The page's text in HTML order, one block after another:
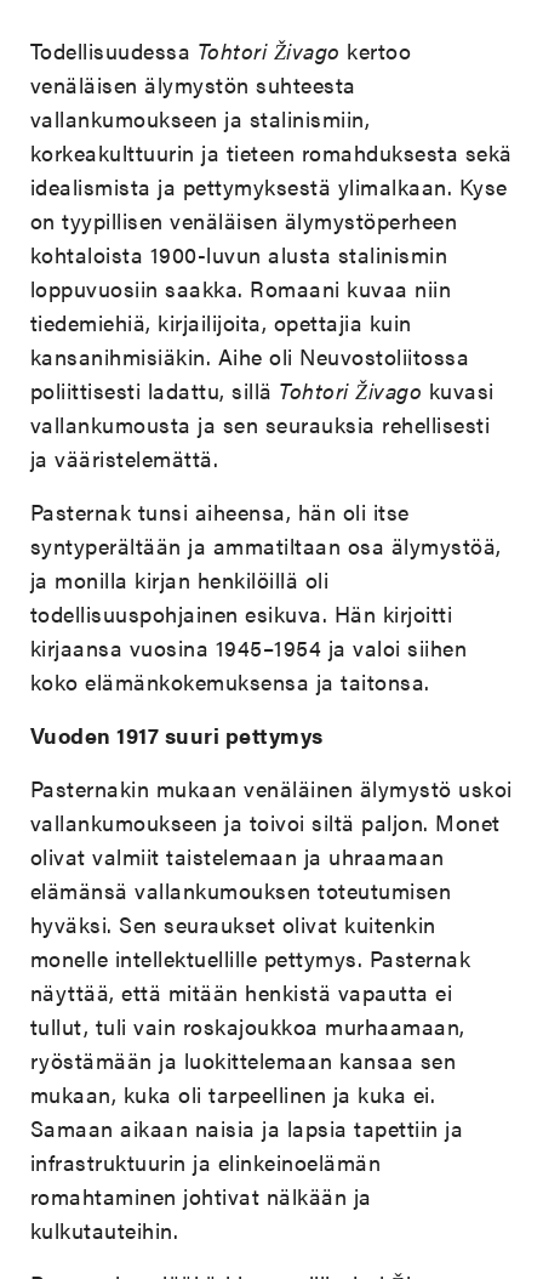
Todellisuudessa Tohtori Živago kertoo
venäläisen älymystön suhteesta
vallankumoukseen ja stalinismiin,
korkeakulttuurin ja tieteen romahduksesta sekä
idealismista ja pettymyksestä ylimalkaan. Kyse
on tyypillisen venäläisen älymystöperheen
kohtaloista 1900-luvun alusta stalinismin
loppuvuosiin saakka. Romaani kuvaa niin
tiedemiehiä, kirjailijoita, opettajia kuin
kansanihmisiäkin. Aihe oli Neuvostoliitossa
poliittisesti ladattu, sillä Tohtori Živago kuvasi
vallankumousta ja sen seurauksia rehellisesti
ja vääristelemättä.
Pasternak tunsi aiheensa, hän oli itse
syntyperältään ja ammatiltaan osa älymystöä,
ja monilla kirjan henkilöillä oli
todellisuuspohjainen esikuva. Hän kirjoitti
kirjaansa vuosina 1945–1954 ja valoi siihen
koko elämänkokemuksensa ja taitonsa.
Vuoden 1917 suuri pettymys
Pasternakin mukaan venäläinen älymystö uskoi
vallankumoukseen ja toivoi siltä paljon. Monet
olivat valmiit taistelemaan ja uhraamaan
elämänsä vallankumouksen toteutumisen
hyväksi. Sen seuraukset olivat kuitenkin
monelle intellektuellille pettymys. Pasternak
näyttää, että mitään henkistä vapautta ei
tullut, tuli vain roskajoukkoa murhaamaan,
ryöstämään ja luokittelemaan kansaa sen
mukaan, kuka oli tarpeellinen ja kuka ei.
Samaan aikaan naisia ja lapsia tapettiin ja
infrastruktuurin ja elinkeinoelämän
romahtaminen johtivat nälkään ja
kulkutauteihin.